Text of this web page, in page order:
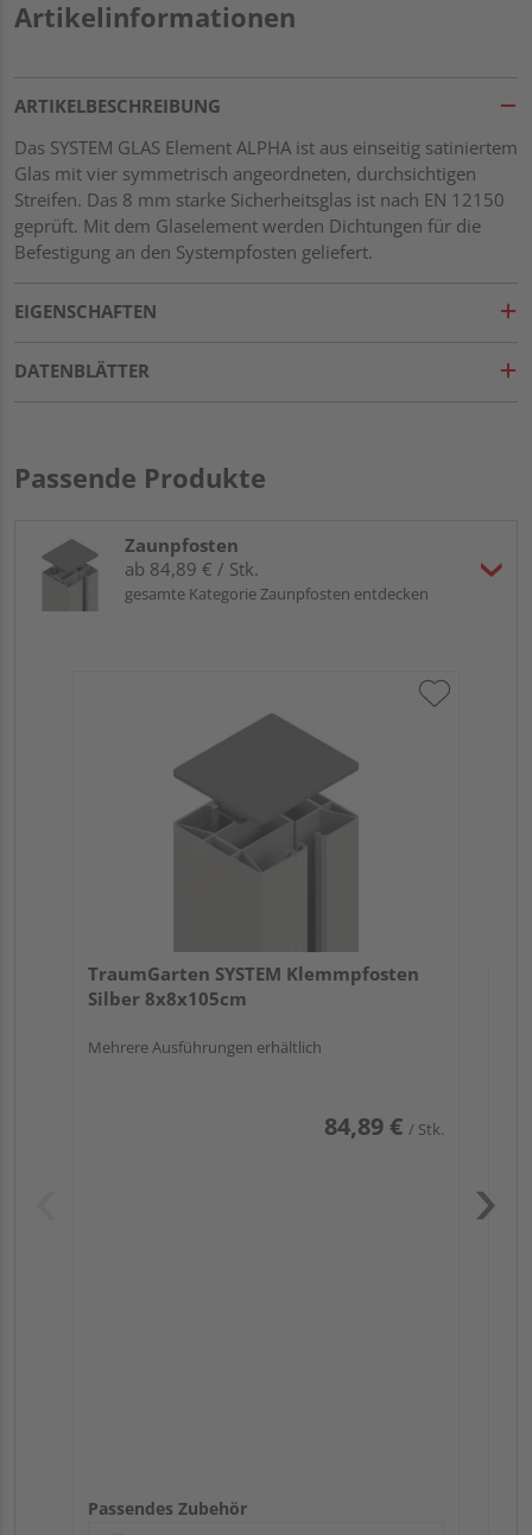
Artikelinformationen
ARTIKELBESCHREIBUNG
Das SYSTEM GLAS Element ALPHA ist aus einseitig satiniertem
Glas mit vier symmetrisch angeordneten, durchsichtigen
Streifen. Das 8 mm starke Sicherheitsglas ist nach EN 12150
geprüft. Mit dem Glaselement werden Dichtungen für die
Befestigung an den Systempfosten geliefert.
EIGENSCHAFTEN
DATENBLÄTTER
Passende Produkte
Zaunpfosten
ab 84,89 € / Stk.
gesamte Kategorie Zaunpfosten entdecken
TraumGarten SYSTEM Klemmpfosten
Silber 8x8x105cm
Mehrere Ausführungen erhältlich
84,89 € / Stk.
Passendes Zubehör